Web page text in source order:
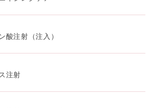
酸注射（注入）
注射